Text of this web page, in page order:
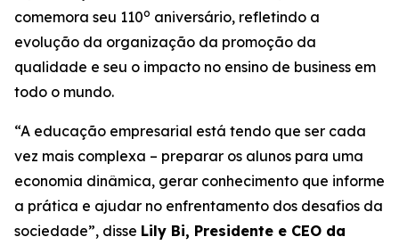
comemora seu 110o aniversário, refletindo a
evolução da organização da promoção da
qualidade e seu o impacto no ensino de business em
todo o mundo.
“A educação empresarial está tendo que ser cada
vez mais complexa – preparar os alunos para uma
economia dinâmica, gerar conhecimento que informe
a prática e ajudar no enfrentamento dos desafios da
sociedade”, disse Lily Bi, Presidente e CEO da